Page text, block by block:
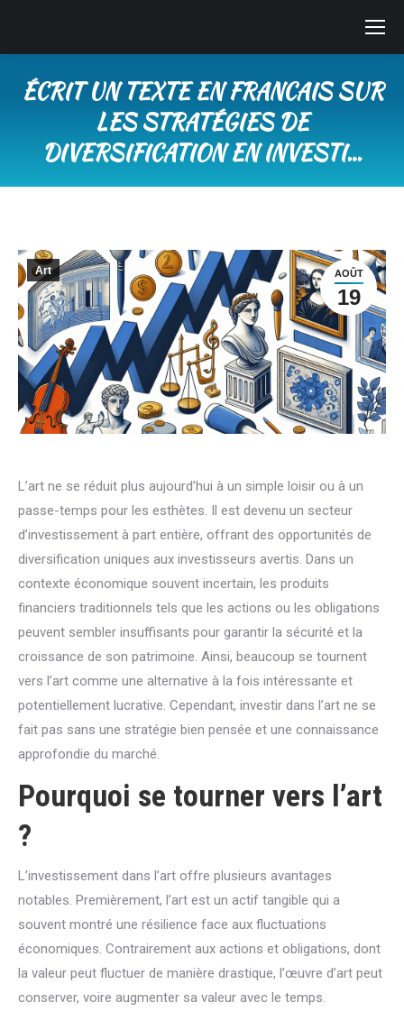
ÉCRIT UN TEXTE EN FRANCAIS SUR
LES STRATÉGIES DE
DIVERSIFICATION EN INVESTI…
AOÛT
19
Art
L’art ne se réduit plus aujourd’hui à un simple loisir ou à un
passe-temps pour les esthètes. Il est devenu un secteur
d’investissement à part entière, offrant des opportunités de
diversification uniques aux investisseurs avertis. Dans un
contexte économique souvent incertain, les produits
financiers traditionnels tels que les actions ou les obligations
peuvent sembler insuffisants pour garantir la sécurité et la
croissance de son patrimoine. Ainsi, beaucoup se tournent
vers l’art comme une alternative à la fois intéressante et
potentiellement lucrative. Cependant, investir dans l’art ne se
fait pas sans une stratégie bien pensée et une connaissance
approfondie du marché.
Pourquoi se tourner vers l’art
?
L’investissement dans l’art offre plusieurs avantages
notables. Premièrement, l’art est un actif tangible qui a
souvent montré une résilience face aux fluctuations
économiques. Contrairement aux actions et obligations, dont
la valeur peut fluctuer de manière drastique, l’œuvre d’art peut
conserver, voire augmenter sa valeur avec le temps.